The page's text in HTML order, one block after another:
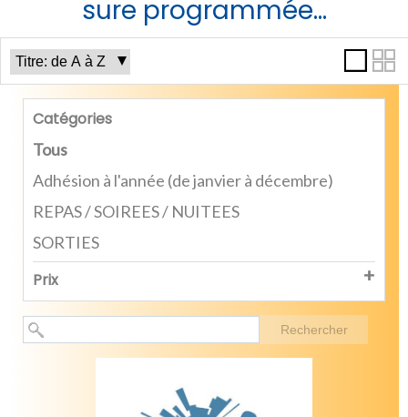
sure programmée...
Catégories
Tous
Adhésion à l'année (de janvier à décembre)
REPAS / SOIREES / NUITEES
SORTIES
Prix
Rechercher